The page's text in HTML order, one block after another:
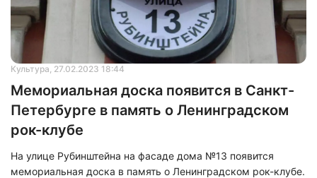
Культура, 27.02.2023 18:44
Мемориальная доска появится в Санкт-
Петербурге в память о Ленинградском
рок-клубе
На улице Рубинштейна на фасаде дома №13 появится
мемориальная доска в память о Ленинградском рок-клубе.